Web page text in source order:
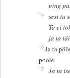
ning
15
sest ta
Ta ei
ja ta
16 Ja ta
poole.
17
Ja ta